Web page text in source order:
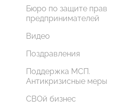
Бюро по защите прав
предпринимателей
Видео
Поздравления
Поддержка МСП.
Антикризисные меры
СВОй бизнес